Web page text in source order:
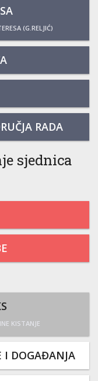
(G.RELJIĆ)
RADA
sjednica
KISTANJE
I DOGAĐANJA